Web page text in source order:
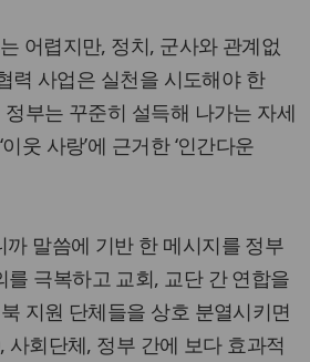
어렵지만, 정치, 군사와 관계없
력 사업은 실천을 시도해야 한
부는 꾸준히 설득해 나가는 자세
웃 사랑’에 근거한 ‘인간다운
말씀에 기반 한 메시지를 정부
극복하고 교회, 교단 간 연합을
지원 단체들을 상호 분열시키면
사회단체, 정부 간에 보다 효과적